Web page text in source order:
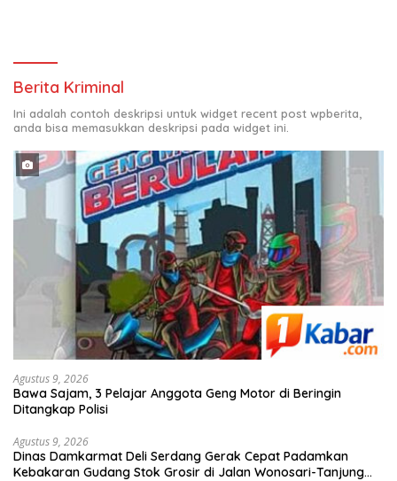
Berita Kriminal
Ini adalah contoh deskripsi untuk widget recent post wpberita,
anda bisa memasukkan deskripsi pada widget ini.
Agustus 9, 2026
Bawa Sajam, 3 Pelajar Anggota Geng Motor di Beringin
Ditangkap Polisi
Agustus 9, 2026
Dinas Damkarmat Deli Serdang Gerak Cepat Padamkan
Kebakaran Gudang Stok Grosir di Jalan Wonosari-Tanjung